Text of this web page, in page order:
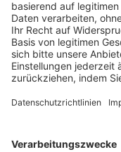
Trainerbörse
Login SpielPlus
FOLGE DEM BFV